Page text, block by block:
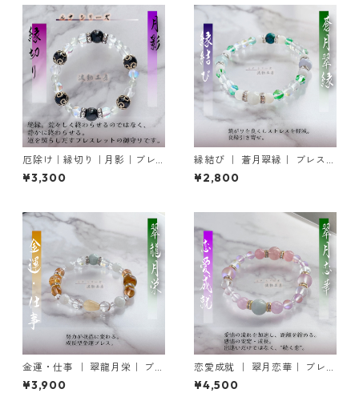
厄除け｜縁切り｜月影｜ブレ
スレットの御守り
¥3,300
縁結び ｜ 蒼月翠縁｜ ブレスレ
ットの御守り
¥2,800
金運・仕事 ｜ 翠龍月栄｜ ブレ
スレットの御守り
¥3,900
恋愛成就 ｜ 翠月恋華｜ ブレス
レットの御守り
¥4,500